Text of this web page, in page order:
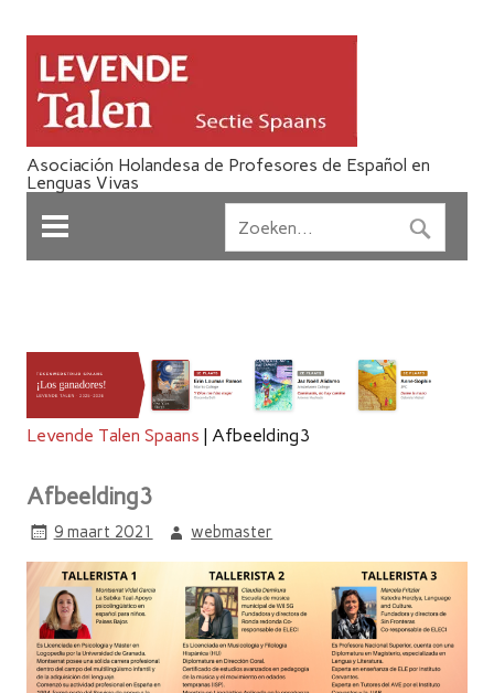
Asociación Holandesa de Profesores de Español en
Lenguas Vivas
Levende Talen Spaans | Afbeelding3
Afbeelding3
9 maart 2021 webmaster